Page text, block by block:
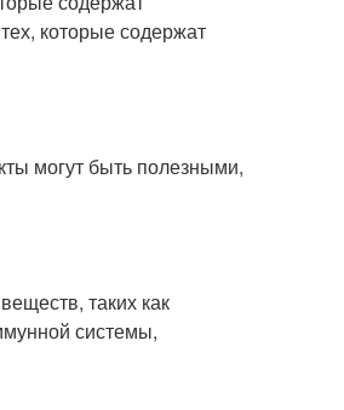
которые содержат
могут быть полезными,
таких как
системы,